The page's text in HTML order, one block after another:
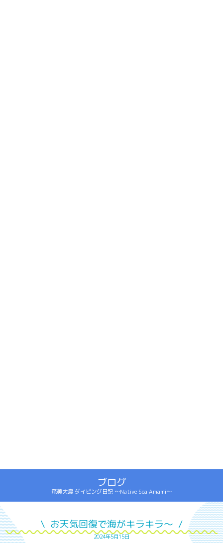
ブログ
奄美大島 ダイビング日記 ～Native Sea Amami～
\ お天気回復で海がキラキラ～ /
2024年5月15日